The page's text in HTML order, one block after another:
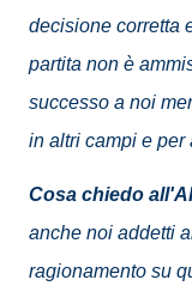
decisione corretta
partita non è
successo a noi
in altri campi e per
Cosa chiedo
anche noi addetti
ragionamento su